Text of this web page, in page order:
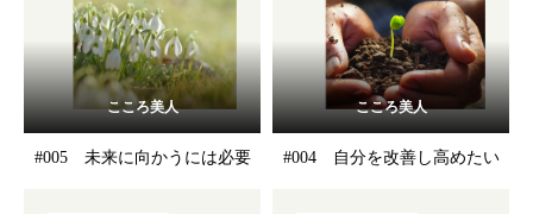
こころ美人
#005 未来に向かうには必要
こころ美人
#004 自分を改善し高めたい